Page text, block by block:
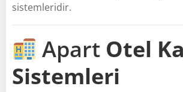
sistemleridir.
Apart Otel
Sistemleri